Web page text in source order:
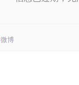
微博